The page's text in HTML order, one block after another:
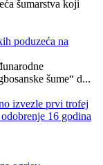
šumarstva koji
poduzeća na
šume“ d...
izvezle prvi trofej
16 godina